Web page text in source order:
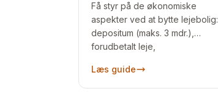
Få styr på de økonomiske
aspekter ved at bytte lejebolig:
depositum (maks. 3 mdr.),
forudbetalt leje,
og normalistandsættelse.
Læs guide